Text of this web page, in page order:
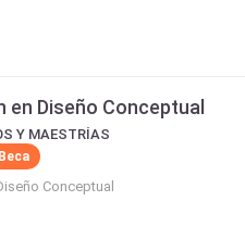
en Diseño Conceptual
Y MAESTRÍAS
Conceptual